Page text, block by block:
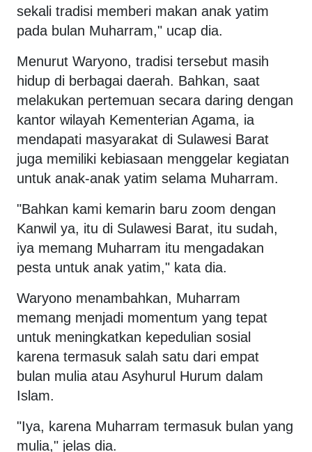
sekali tradisi memberi makan anak yatim
pada bulan Muharram," ucap dia.
Menurut Waryono, tradisi tersebut masih
hidup di berbagai daerah. Bahkan, saat
melakukan pertemuan secara daring dengan
kantor wilayah Kementerian Agama, ia
mendapati masyarakat di Sulawesi Barat
juga memiliki kebiasaan menggelar kegiatan
untuk anak-anak yatim selama Muharram.
"Bahkan kami kemarin baru zoom dengan
Kanwil ya, itu di Sulawesi Barat, itu sudah,
iya memang Muharram itu mengadakan
pesta untuk anak yatim," kata dia.
Waryono menambahkan, Muharram
memang menjadi momentum yang tepat
untuk meningkatkan kepedulian sosial
karena termasuk salah satu dari empat
bulan mulia atau Asyhurul Hurum dalam
Islam.
"Iya, karena Muharram termasuk bulan yang
mulia," jelas dia.